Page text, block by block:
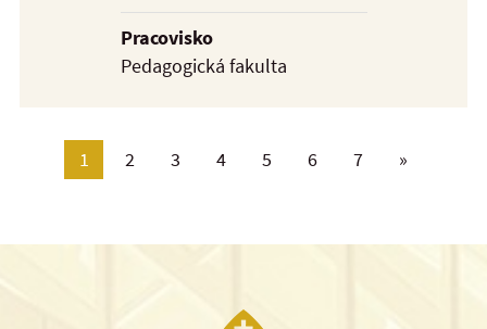
Pracovisko
Pedagogická fakulta
»
1 2 3 4 5 6 7